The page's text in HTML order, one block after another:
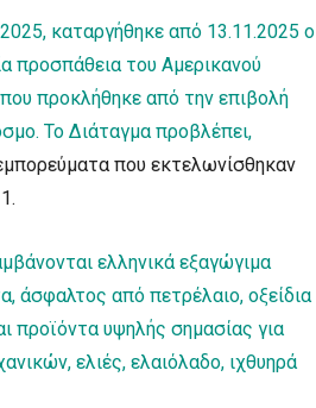
καταργήθηκε από 13.11.2025 ο
προσπάθεια του Αμερικανού
προκλήθηκε από την επιβολή
Το Διάταγμα προβλέπει,
που εκτελωνίσθηκαν
ελληνικά εξαγώγιμα
άσφαλτος από πετρέλαιο, οξείδια
προϊόντα υψηλής σημασίας για
ελιές, ελαιόλαδο, ιχθυηρά